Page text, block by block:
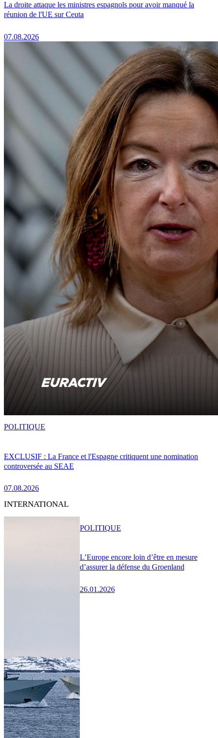
La droite attaque les ministres espagnols pour avoir manqué la
réunion de l'UE sur Ceuta
07.08.2026
EXCLUSIF : La France et l'Espagne critiquent une nomination
controversée au SEAE
07.08.2026
POLITIQUE
INTERNATIONAL
L’Europe encore loin d’être en mesure
d’assurer la défense du Groenland
26.01.2026
POLITIQUE